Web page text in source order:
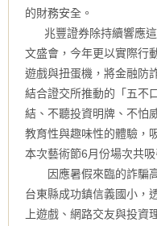
的財務安全。
兆豐證券除持續響應這
文盛會，今年更以實際行
遊戲與扭蛋機，將金融防
結合證交所推動的「五不
結、不聽投資明牌、不怕
教育性與趣味性的體驗，
本次藝術節6月份場次共
因應暑假來臨的詐騙高
台東縣成功鎮信義國小，
上遊戲、網路交友與投資